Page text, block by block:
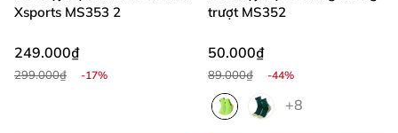
Xsports MS353 2
249.000₫
299.000₫ -17%
trượt MS352
50.000₫
89.000₫ -44%
+8